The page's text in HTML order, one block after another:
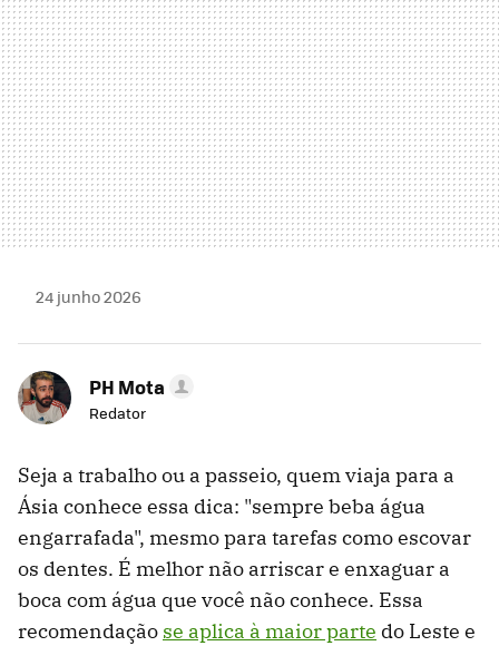
24 junho 2026
PH Mota
Redator
Seja a trabalho ou a passeio, quem viaja para a
Ásia conhece essa dica: "sempre beba água
engarrafada", mesmo para tarefas como escovar
os dentes. É melhor não arriscar e enxaguar a
boca com água que você não conhece. Essa
recomendação se aplica à maior parte do Leste e